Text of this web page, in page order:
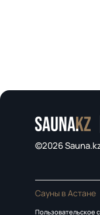
©2026
Сауны в Астане
Пользовательское